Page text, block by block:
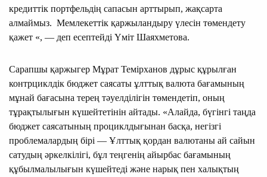
кредиттік портфельдің сапасын арттырып, жақсарта
алмаймыз. Мемлекеттік қаржыландыру үлесін төмендету
қажет «, — деп есептейді Үміт Шаяхметова.
Сарапшы қаржыгер Мұрат Темірханов дұрыс құрылған
контрциклдік бюджет саясаты ұлттық валюта бағамының
мұнай бағасына терең тәуелділігін төмендетіп, оның
тұрақтылығын күшейтетінін айтады. «Алайда, бүгінгі таңда
бюджет саясатының проциклдығынан басқа, негізгі
проблемалардың бірі — Ұлттық қордан валютаны ай сайын
сатудың әркелкілігі, бұл теңгенің айырбас бағамының
құбылмалылығын күшейтеді және нарық пен халықтың